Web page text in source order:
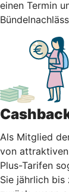
einen Termin
Als Mitglied
von
Plus-Tarifen
Sie jährlich bis